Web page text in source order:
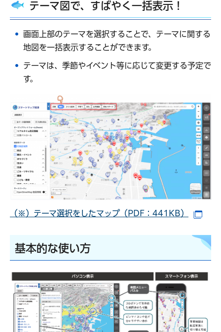
テーマ図で、すばやく一括表示！
画面上部のテーマを選択することで、テーマに関する
地図を一括表示することができます。
テーマは、季節やイベント等に応じて変更する予定で
す。
（※）テーマ選択をしたマップ（PDF：441KB）
基本的な使い方